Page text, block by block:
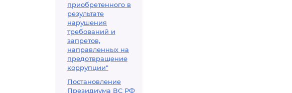
приобретенного в
результате
нарушения
требований и
запретов,
направленных на
предотвращение
коррупции"
Постановление
Президиума ВС РФ